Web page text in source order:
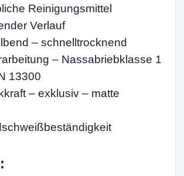
Reinigungsmittel
Verlauf
– schnelltrocknend
– Nassabriebklasse 1
13300
– exklusiv – matte